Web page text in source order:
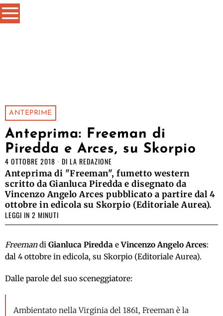
ANTEPRIME
Anteprima: Freeman di
Piredda e Arces, su Skorpio
4 OTTOBRE 2018 DI LA REDAZIONE
Anteprima di "Freeman", fumetto western
scritto da Gianluca Piredda e disegnato da
Vincenzo Angelo Arces pubblicato a partire dal 4
ottobre in edicola su Skorpio (Editoriale Aurea).
LEGGI IN 2 MINUTI
Freemandi Gianluca Piredda eVincenzo Angelo Arces:
dal 4 ottobre in edicola, su Skorpio (Editoriale Aurea).
Dalle parole del suo sceneggiatore:
Ambientato nella Virginia del 1861, Freeman è la